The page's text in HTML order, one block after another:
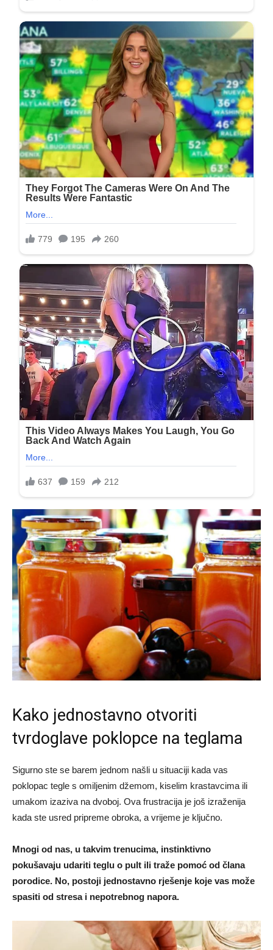
Kako jednostavno otvoriti
tvrdoglave poklopce na teglama
Sigurno ste se barem jednom našli u situaciji kada vas
poklopac tegle s omiljenim džemom, kiselim krastavcima ili
umakom izaziva na dvoboj. Ova frustracija je još izraženija
kada ste usred pripreme obroka, a vrijeme je ključno.
Mnogi od nas, u takvim trenucima, instinktivno
pokušavaju udariti teglu o pult ili traže pomoć od člana
porodice. No, postoji jednostavno rješenje koje vas može
spasiti od stresa i nepotrebnog napora.